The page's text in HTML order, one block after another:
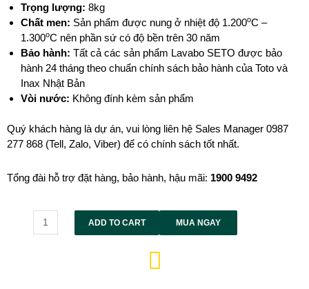
Trọng lượng: 8kg
Chất men: Sản phẩm được nung ở nhiệt độ 1.200oC –
1.300oC nên phần sứ có độ bền trên 30 năm
Bảo hành: Tất cả các sản phẩm Lavabo SETO được bảo
hành 24 tháng theo chuẩn chính sách bảo hành của Toto và
Inax Nhật Bản
Vòi nước: Không đính kèm sản phẩm
Quý khách hàng là dự án, vui lòng liên hệ Sales Manager 0987
277 868 (Tell, Zalo, Viber) để có chính sách tốt nhất.
Tổng đài hỗ trợ đặt hàng, bảo hành, hậu mãi: 1900 9492
ADD TO CART MUA NGAY
Alternative: